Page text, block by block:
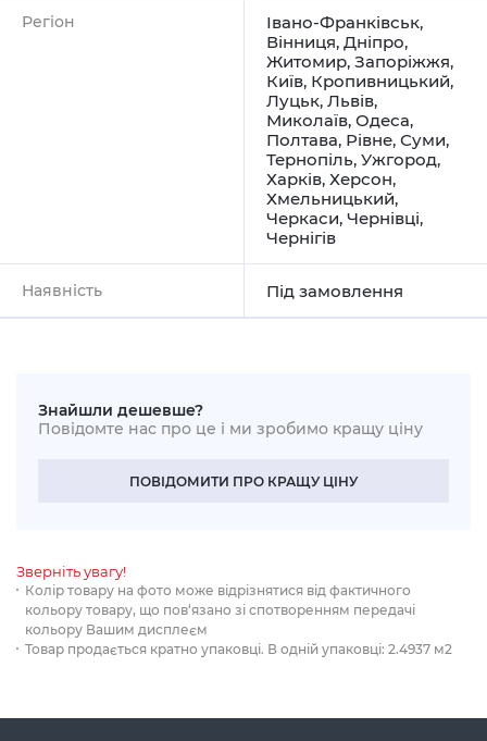
Регіон Івано-Франківськ,
Вінниця, Дніпро,
Житомир, Запоріжжя,
Київ, Кропивницький,
Луцьк, Львів,
Миколаїв, Одеса,
Полтава, Рівне, Суми,
Тернопіль, Ужгород,
Харків, Херсон,
Хмельницький,
Черкаси, Чернівці,
Чернігів
Наявність Під замовлення
Знайшли дешевше?
Повідомте нас про це і ми зробимо кращу ціну
ПОВІДОМИТИ ПРО КРАЩУ ЦІНУ
Зверніть увагу!
Колір товару на фото може відрізнятися від фактичного
кольору товару, що пов‘язано зі спотворенням передачі
кольору Вашим дисплеєм
Товар продається кратно упаковці. В одній упаковці: 2.4937 м2